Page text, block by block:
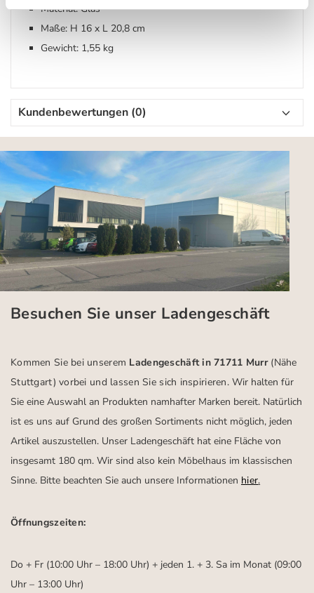
Material: Glas
Maße: H 16 x L 20,8 cm
Gewicht: 1,55 kg
Kundenbewertungen (0)
Besuchen Sie unser Ladengeschäft
Kommen Sie bei unserem Ladengeschäft in 71711 Murr (Nähe
Stuttgart) vorbei und lassen Sie sich inspirieren.Wir halten für
Sie eine Auswahl an Produkten namhafter Marken bereit. Natürlich
ist es uns auf Grund des großen Sortiments nicht möglich, jeden
Artikel auszustellen. Unser Ladengeschäft hat eine Fläche von
insgesamt 180 qm. Wir sind also kein Möbelhaus im klassischen
Sinne. Bitte beachten Sie auch unsere Informationen hier.
Öffnungszeiten:
Do + Fr (10:00 Uhr – 18:00 Uhr) + jeden 1. + 3. Sa im Monat (09:00
Uhr – 13:00 Uhr)